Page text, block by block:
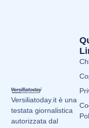
Versiliatoday.it è una
testata giornalistica
autorizzata dal